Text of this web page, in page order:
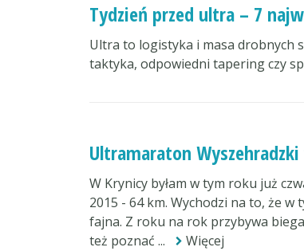
Tydzień przed ultra – 7
Ultra to logistyka i masa drobnych
taktyka, odpowiedni tapering czy
Ultramaraton
W Krynicy byłam w tym roku już
2015 - 64 km. Wychodzi na to, że
fajna. Z roku na rok przybywa
też poznać ...
Więcej